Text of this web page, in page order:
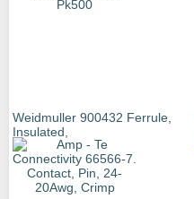
Weidmuller 900432 Ferrule,
Insulated,